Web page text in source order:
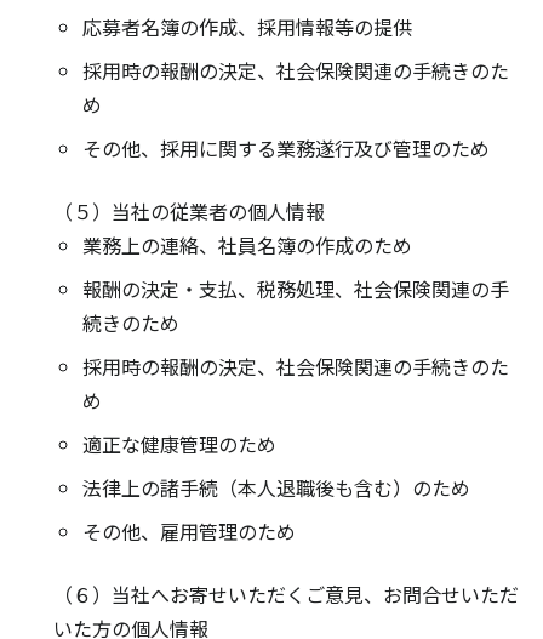
応募者名簿の作成、採用情報等の提供
採用時の報酬の決定、社会保険関連の手続きのた
め
その他、採用に関する業務遂行及び管理のため
（５）当社の従業者の個人情報
業務上の連絡、社員名簿の作成のため
報酬の決定・支払、税務処理、社会保険関連の手
続きのため
採用時の報酬の決定、社会保険関連の手続きのた
め
適正な健康管理のため
法律上の諸手続（本人退職後も含む）のため
その他、雇用管理のため
（６）当社へお寄せいただくご意見、お問合せいただ
いた方の個人情報